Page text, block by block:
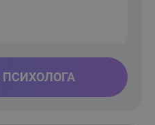
ПСИХОЛОГА